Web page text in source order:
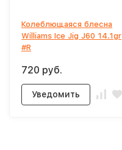
Колеблющаяся блесна
Williams Ice Jig J60 14.1gr
#R
720 руб.
Уведомить